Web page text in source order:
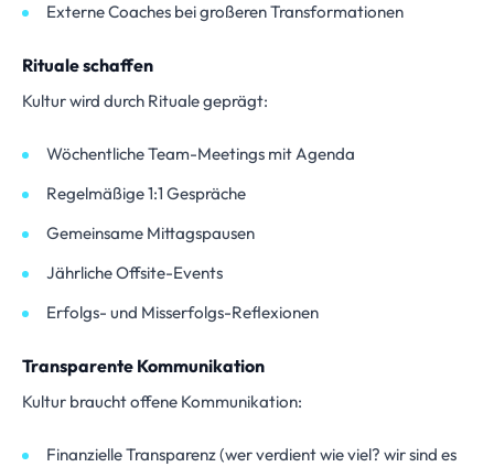
Externe Coaches bei großeren Transformationen
Rituale schaffen
Kultur wird durch Rituale geprägt:
Wöchentliche Team-Meetings mit Agenda
Regelmäßige 1:1 Gespräche
Gemeinsame Mittagspausen
Jährliche Offsite-Events
Erfolgs- und Misserfolgs-Reflexionen
Transparente Kommunikation
Kultur braucht offene Kommunikation:
Finanzielle Transparenz (wer verdient wie viel? wir sind es